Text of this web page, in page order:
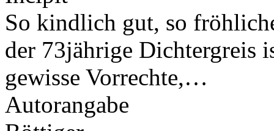
So kindlich gut, so
der 73jährige Dichtergreis
gewisse Vorrechte,…
Autorangabe